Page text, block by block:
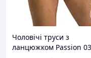
Чоловічі труси з
ланцюжком Passion